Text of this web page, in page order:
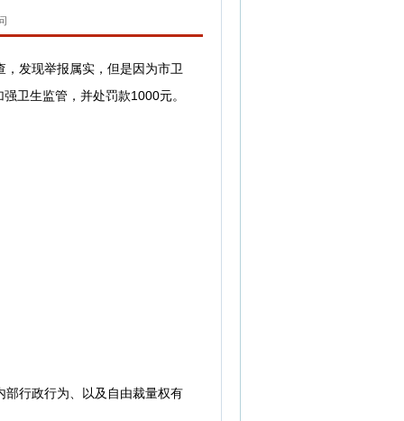
发现举报属实，但是因为市卫
卫生监管，并处罚款1000元。
行政行为、以及自由裁量权有